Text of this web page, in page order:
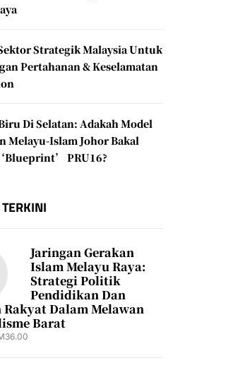
Strategik Malaysia Untuk
Pertahanan & Keselamatan
Di Selatan: Adakah Model
Melayu-Islam Johor Bakal
PRU16?
Jaringan Gerakan
Islam Melayu Raya:
Strategi Politik
Pendidikan Dan
Rakyat Dalam Melawan
Barat
36.00